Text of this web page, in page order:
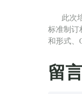
此次
标准制订
和形式、
留